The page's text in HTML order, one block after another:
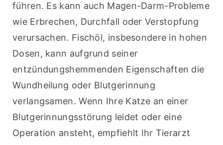
führen. Es kann auch Magen-Darm-Probleme
wie Erbrechen, Durchfall oder Verstopfung
verursachen. Fischöl, insbesondere in hohen
Dosen, kann aufgrund seiner
entzündungshemmenden Eigenschaften die
Wundheilung oder Blutgerinnung
verlangsamen. Wenn Ihre Katze an einer
Blutgerinnungsstörung leidet oder eine
Operation ansteht, empfiehlt Ihr Tierarzt